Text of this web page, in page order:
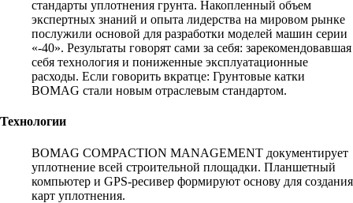
стандарты уплотнения грунта. Накопленный объем
экспертных знаний и опыта лидерства на мировом рынке
послужили основой для разработки моделей машин серии
«-40». Результаты говорят сами за себя: зарекомендовавшая
себя технология и пониженные эксплуатационные
расходы. Если говорить вкратце: Грунтовые катки
BOMAG стали новым отраслевым стандартом.
Технологии
BOMAG COMPACTION MANAGEMENT документирует
уплотнение всей строительной площадки. Планшетный
компьютер и GPS-ресивер формируют основу для создания
карт уплотнения.